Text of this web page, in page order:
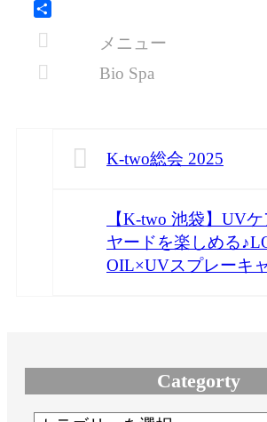
Line
有
メニュー
Bio Spa
K-two総会 2025
【K-two 池袋】UV
ヤードを楽しめる
OIL×UVスプレーキ
Categorty